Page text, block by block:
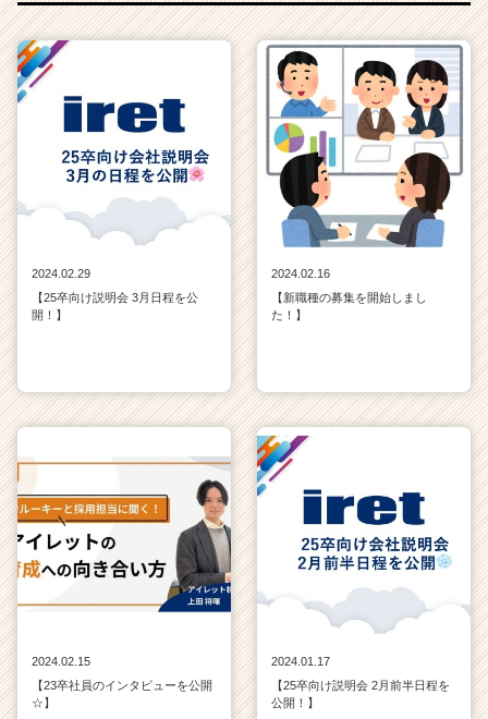
2024.02.29
【25卒向け説明会 3月日程を公
開！】
2024.02.16
【新職種の募集を開始しまし
た！】
2024.02.15
【23卒社員のインタビューを公開
☆】
2024.01.17
【25卒向け説明会 2月前半日程を
公開！】